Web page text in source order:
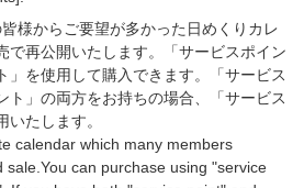
様からご要望が多かった日めくりカレ
で再公開いたします。「サービスポイン
」を使用して購入できます。「サービス
ト」の両方をお持ちの場合、「サービス
いたします。
calendar which many members
sale.You can purchase using "service